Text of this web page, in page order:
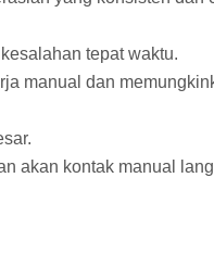
tepat waktu.
manual dan
akan kontak manual